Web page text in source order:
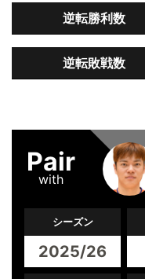
逆転勝利数
逆転敗戦数
Pair
with
シーズン
2025/26